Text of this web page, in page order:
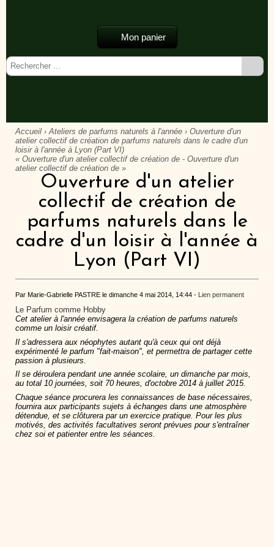
Mon panier
Accueil ›Ateliers de parfums naturels à l'année › Ouverture d'un
atelier collectif de création de parfums naturels dans le cadre d'un
loisir à l'année à Lyon (Part VI)
« Ouverture d'un atelier collectif de création de - Ouverture d'un
atelier collectif de création de »
Ouverture d'un atelier
collectif de création de
parfums naturels dans le
cadre d'un loisir à l'année à
Lyon (Part VI)
Par Marie-Gabrielle PASTRE le dimanche 4 mai 2014, 14:44 - Lien permanent
Le Parfum comme Hobby
Cet atelier à l'année envisagera la création de parfums naturels
comme un loisir créatif.
Il s'adressera aux néophytes autant qu'à ceux qui ont déjà
expérimenté le parfum "fait-maison", et permettra de partager cette
passion à plusieurs.
Il se déroulera pendant une année scolaire, un dimanche par mois,
au total 10 journées, soit 70 heures, d'octobre 2014 à juillet 2015.
Chaque séance procurera les connaissances de base nécessaires,
fournira aux participants sujets à échanges dans une atmosphère
détendue, et se clôturera par un exercice pratique. Pour les plus
motivés, des activités facultatives seront prévues pour s'entraîner
chez soi et patienter entre les séances.